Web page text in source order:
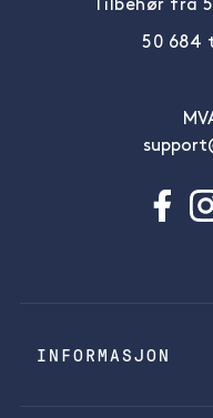
Tilbehør fra
50 684
INFORMASJON